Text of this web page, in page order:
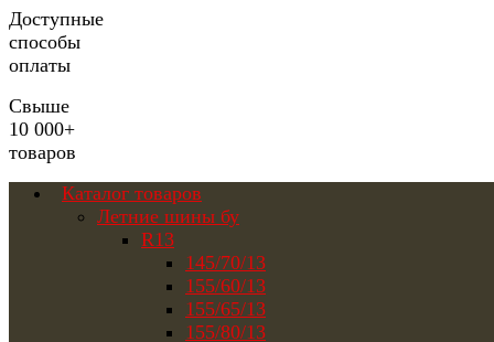
Доступные
способы
оплаты
Свыше
10 000+
товаров
Каталог товаров
Летние шины бу
R13
145/70/13
155/60/13
155/65/13
155/80/13